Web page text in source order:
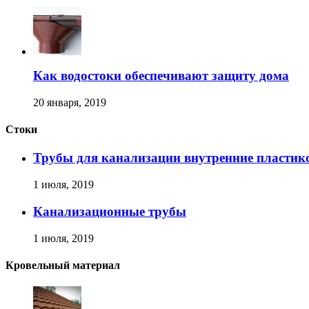
Как водостоки обеспечивают защиту дома
20 января, 2019
Стоки
Трубы для канализации внутренние
1 июля, 2019
Канализационные трубы
1 июля, 2019
Кровельный материал